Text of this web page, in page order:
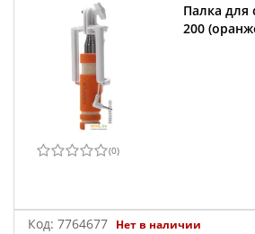
Палка для
200
(0)
Код: 7764677 Нет в наличии